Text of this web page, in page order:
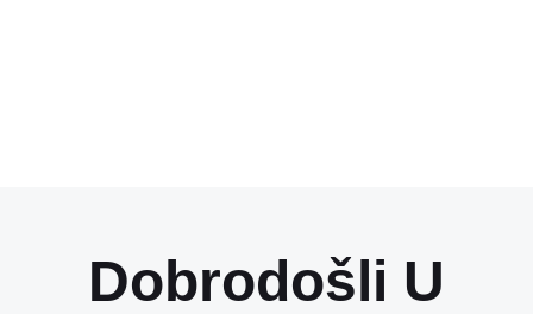
Dobrodošli U